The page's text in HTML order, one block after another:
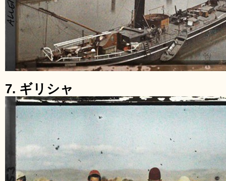
7. ギリシャ